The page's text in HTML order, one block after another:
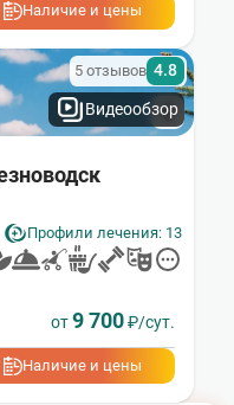
Наличие и цены
Видеообзор
5 отзывов 4.8
Профили лечения: 13
от9 700₽/сут.
Наличие и цены